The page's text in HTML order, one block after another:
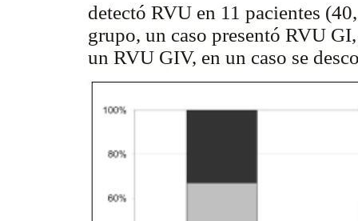
detectó RVU en 11 pacientes
grupo, un caso presentó RVU
un RVU GIV, en un caso se